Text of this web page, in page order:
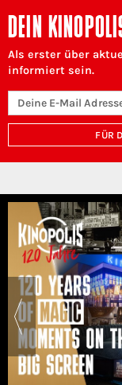
DEIN
Als erster über
informiert sein.
FÜR